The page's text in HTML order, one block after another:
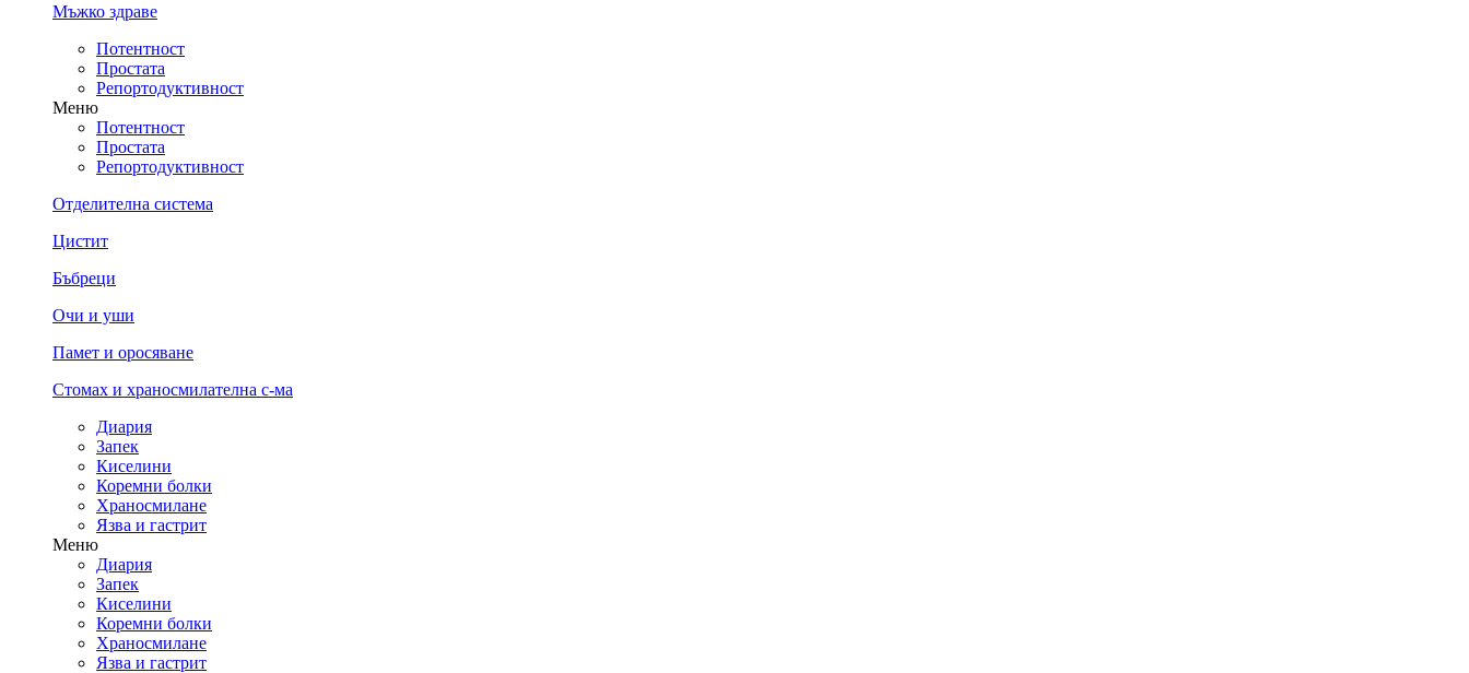
Мъжко здраве
Потентност
Простата
Репортодуктивност
Меню
Потентност
Простата
Репортодуктивност
Отделителна система
Цистит
Бъбреци
Очи и уши
Памет и оросяване
Стомах и храносмилателна с-ма
Диария
Запек
Киселини
Коремни болки
Храносмилане
Язва и гастрит
Меню
Диария
Запек
Киселини
Коремни болки
Храносмилане
Язва и гастрит